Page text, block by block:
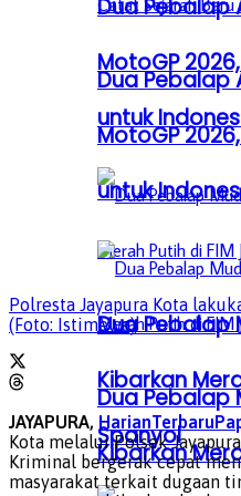
Dua Pebalap
MotoGP
untuk
Dua Pebalap
Kibarkan
Spanyol
Dua Pebalap
MotoGP
untuk
Dua Pebalap
Kibarkan
Polresta Jayapura Kota
(Foto: Istimewa)
JAYAPURA,
Kota melalui Polsek
Kriminal bergerak cepat
masyarakat terkait dugaan